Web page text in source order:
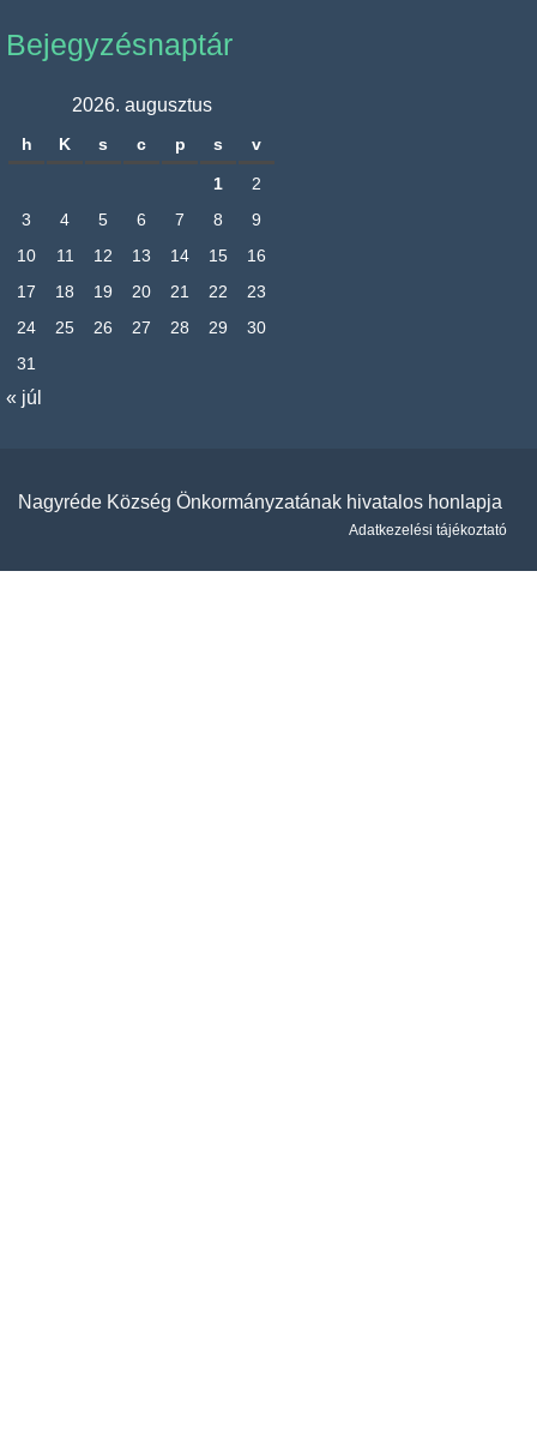
Bejegyzésnaptár
2026. augusztus
h K s c p s v
1
2
3
4 5 6 7 8
9
10
11 12 13 14 15
16
17
18 19 20 21 22
23
24
25 26 27 28 29
30
31
« júl
Nagyréde Község Önkormányzatának hivatalos honlapja
Adatkezelési tájékoztató